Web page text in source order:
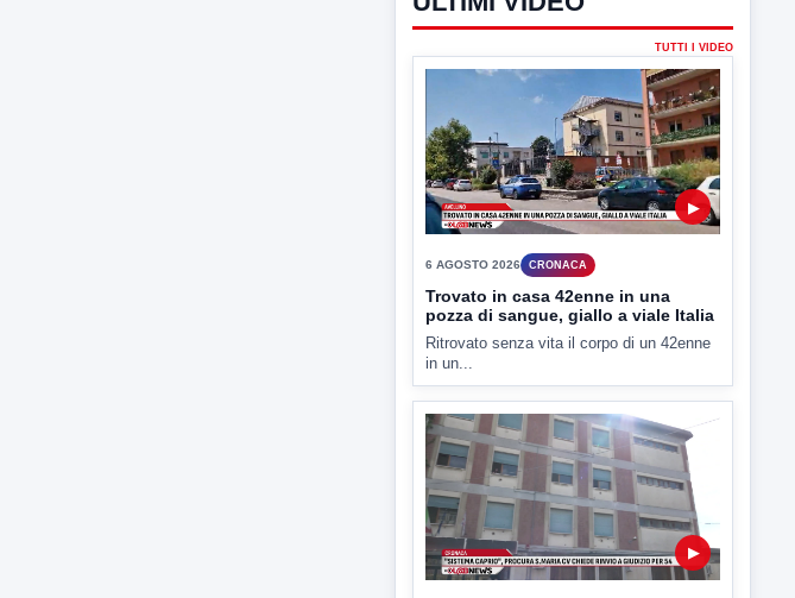
6 AGOSTO 2026 CRONACA
Trovato in casa 42enne in una
pozza di sangue, giallo a viale Italia
Ritrovato senza vita il corpo di un 42enne
in un...
▶
6 AGOSTO 2026
"Sistema Caprio", Procura S.Maria
CV chiede rinvio a giudizio per 54
La Procura della Repubblica di Santa
Capua Vetere chiude le...